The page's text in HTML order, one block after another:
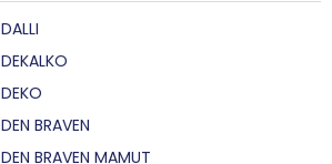
DALLI
DEKALKO
DEKO
DEN BRAVEN
DEN BRAVEN MAMUT